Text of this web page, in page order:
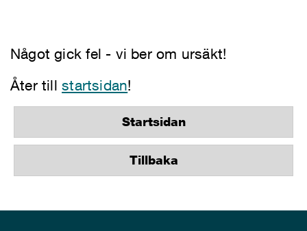
Något gick fel - vi ber om ursäkt!
Åter tillstartsidan!
Startsidan
Tillbaka